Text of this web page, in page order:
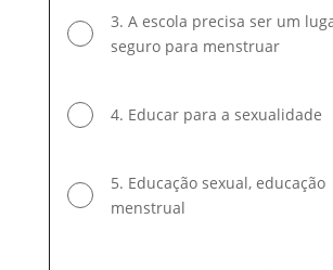
3. A escola precisa ser um
seguro para menstruar
4. Educar para a sexualidade
5. Educação sexual, educação
menstrual